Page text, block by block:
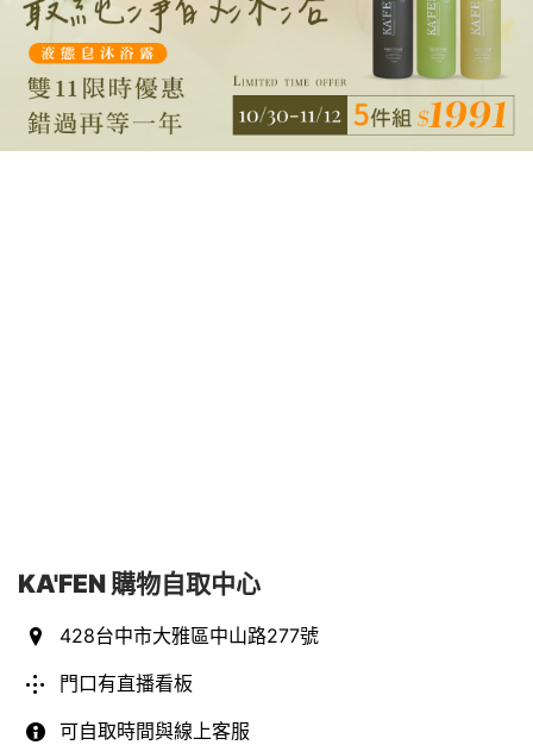
KA'FEN 購物自取中心
428台中市大雅區中山路277號
門口有直播看板
可自取時間與線上客服